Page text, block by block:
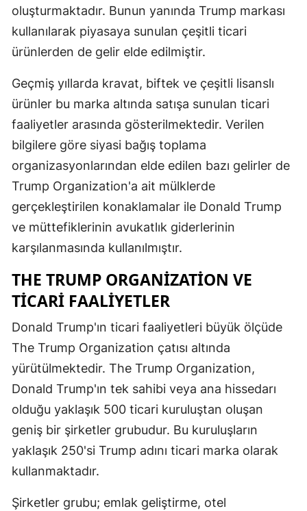
Siirt
Tekirdağ
Tokat
Şanlıurfa
Zonguldak
Bayburt
Karaman
Kırıkkale
oluşturmaktadır. Bunun yanında Trump markası
kullanılarak piyasaya sunulan çeşitli ticari
ürünlerden de gelir elde edilmiştir.
Geçmiş yıllarda kravat, biftek ve çeşitli lisanslı
ürünler bu marka altında satışa sunulan ticari
faaliyetler arasında gösterilmektedir. Verilen
bilgilere göre siyasi bağış toplama
organizasyonlarından elde edilen bazı gelirler de
Trump Organization'a ait mülklerde
gerçekleştirilen konaklamalar ile Donald Trump
ve müttefiklerinin avukatlık giderlerinin
karşılanmasında kullanılmıştır.
THE TRUMP ORGANIZATION VE
TICARI FAALIYETLER
Donald Trump'ın ticari faaliyetleri büyük ölçüde
The Trump Organization çatısı altında
yürütülmektedir. The Trump Organization,
Donald Trump'ın tek sahibi veya ana hissedarı
olduğu yaklaşık 500 ticari kuruluştan oluşan
geniş bir şirketler grubudur. Bu kuruluşların
yaklaşık 250'si Trump adını ticari marka olarak
kullanmaktadır.
Şirketler grubu; emlak geliştirme, otel